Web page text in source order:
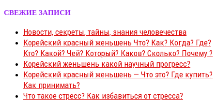
СВЕЖИЕ ЗАПИСИ
Новости, секреты, тайны, знания человечества
Корейский красный женьшень Что? Как? Когда? Где?
Кто? Какой? Чей? Который? Каков? Сколько? Почему ?
Корейский женьшень какой научный прогресс?
Корейский красный женьшень — Что это? Где купить?
Как принимать?
Что такое стресс? Как избавиться от стресса?